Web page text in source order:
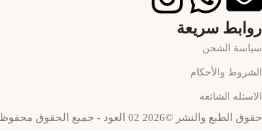
روابط سريعة
سياسة الشحن
الشروط والأحكام
الاسئله الشائعه
حقوق الطبع والنشر ©2026 02 العود - جميع الحقوق محفوظة - تصميم